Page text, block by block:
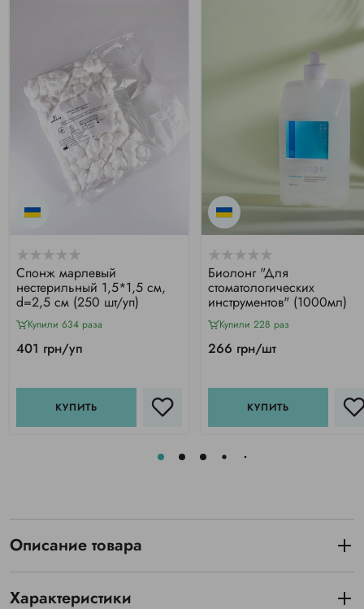
Спонж марлевый
нестерильный 1,5*1,5 см,
d=2,5 см (250 шт/уп)
Купили 634 раза
401 грн/уп
КУПИТЬ
Биолонг "Для
стоматологических
инструментов" (1000мл)
Купили 228 раз
266 грн/шт
КУПИТЬ
Описание товара
Характеристики